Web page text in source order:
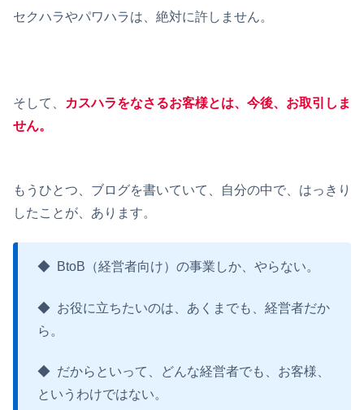
セクハラやパワハラは、絶対に許しません。
そして、 カスハラをなさるお客様とは、今後、お取引しま
せん。
もうひとつ、ブログを書いていて、自分の中で、はっきり
したことが、あります。
◆ BtoB（経営者向け）の事業しか、やらない。
◆ お役に立ちたいのは、あくまでも、経営者だか
ら。
◆ だからといって、どんな経営者でも、お客様、
というわけではない。